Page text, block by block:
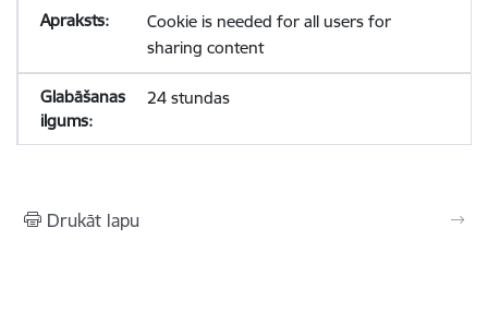
Cookie is needed for all users for
sharing content
24 stundas
Drukāt lapu